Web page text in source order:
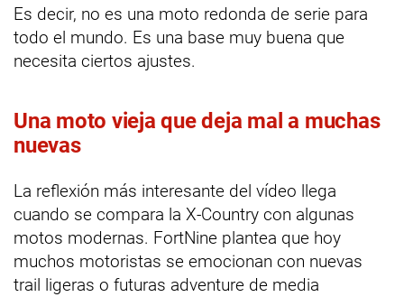
Es decir, no es una moto redonda de serie para
todo el mundo. Es una base muy buena que
necesita ciertos ajustes.
Una moto vieja que deja mal a muchas
nuevas
La reflexión más interesante del vídeo llega
cuando se compara la X-Country con algunas
motos modernas. FortNine plantea que hoy
muchos motoristas se emocionan con nuevas
trail ligeras o futuras adventure de media